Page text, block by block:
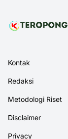
Kontak
Redaksi
Metodologi Riset
Disclaimer
Privacy